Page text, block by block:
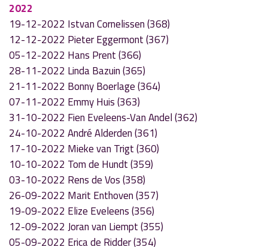
2022
19-12-2022 Istvan Cornelissen (368)
12-12-2022 Pieter Eggermont (367)
05-12-2022 Hans Prent (366)
28-11-2022 Linda Bazuin (365)
21-11-2022 Bonny Boerlage (364)
07-11-2022 Emmy Huis (363)
31-10-2022 Fien Eveleens-Van Andel (362)
24-10-2022 André Alderden (361)
17-10-2022 Mieke van Trigt (360)
10-10-2022 Tom de Hundt (359)
03-10-2022 Rens de Vos (358)
26-09-2022 Marit Enthoven (357)
19-09-2022 Elize Eveleens (356)
12-09-2022 Joran van Liempt (355)
05-09-2022 Erica de Ridder (354)